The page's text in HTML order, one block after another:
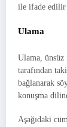
ile ifade edilir
Ulama
Ulama,
tarafından
bağlanarak
konuşma
Aşağıdaki